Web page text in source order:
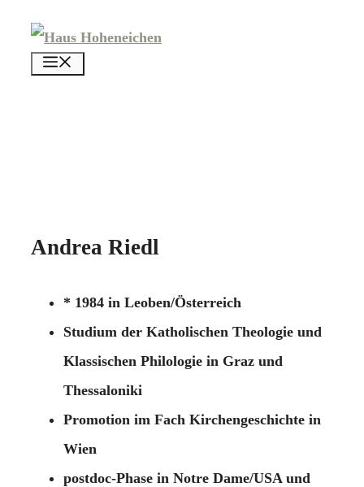
Zum
Inhalt
springen
Andrea Riedl
* 1984 in Leoben/Österreich
Studium der Katholischen Theologie und
Klassischen Philologie in Graz und
Thessaloniki
Promotion im Fach Kirchengeschichte in
Wien
postdoc-Phase in Notre Dame/USA und